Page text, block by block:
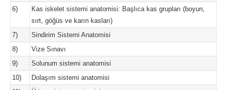
6)
Kas iskelet sistemi anatomisi: Başlıca kas grupları (boyun,
sırt, göğüs ve karın kasları)
7)
Sindirim Sistemi Anatomisi
8)
Vize Sınavı
9)
Solunum sistemi anatomisi
10)
Dolaşım sistemi anatomisi